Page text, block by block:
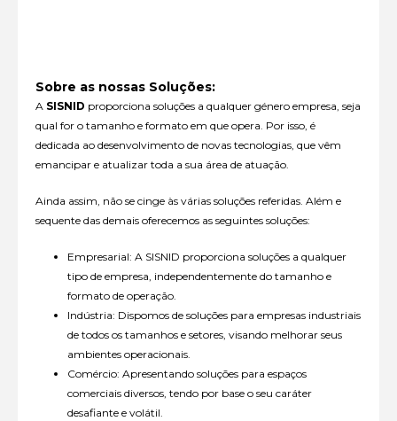
Sobre as nossas Soluções:
A SISNID proporciona soluções a qualquer género empresa, seja
qual for o tamanho e formato em que opera. Por isso, é
dedicada ao desenvolvimento de novas tecnologias, que vêm
emancipar e atualizar toda a sua área de atuação.
Ainda assim, não se cinge às várias soluções referidas. Além e
sequente das demais oferecemos as seguintes soluções:
Empresarial: A SISNID proporciona soluções a qualquer
tipo de empresa, independentemente do tamanho e
formato de operação.
Indústria: Dispomos de soluções para empresas industriais
de todos os tamanhos e setores, visando melhorar seus
ambientes operacionais.
Comércio: Apresentando soluções para espaços
comerciais diversos, tendo por base o seu caráter
desafiante e volátil.